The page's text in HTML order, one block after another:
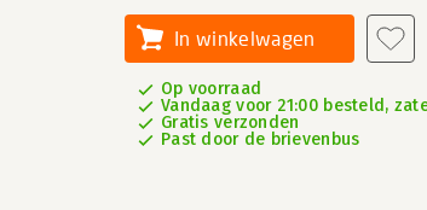
In winkelwagen
Op voorraad
Vandaag voor 21:00 besteld,
Gratis verzonden
Past door de brievenbus